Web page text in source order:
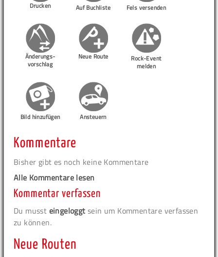
Drucken Auf Buchliste Fels versenden
Änderungs-
vorschlag
Neue Route
Rock-Event
melden
Bild hinzufügen Ansteuern
Kommentare
Bisher gibt es noch keine Kommentare
Alle Kommentare lesen
Kommentar verfassen
Du musst eingeloggt sein um Kommentare verfassen
zu können.
Neue Routen